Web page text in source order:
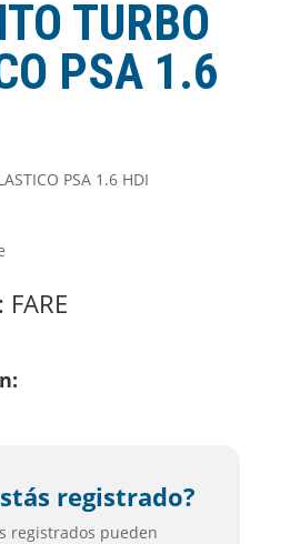
TURBO
PSA 1.6
PSA 1.6 HDI
FARE
registrado?
registrados pueden